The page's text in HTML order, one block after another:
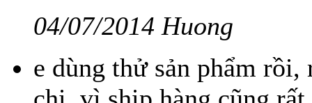
04/07/2014 Huong
e dùng thử sản phẩm